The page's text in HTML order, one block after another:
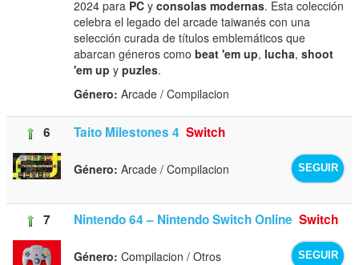
2024 para PC yconsolas modernas. Esta colección
celebra el legado del arcade taiwanés con una
selección curada de títulos emblemáticos que
abarcan géneros comobeat 'em up, lucha,shoot
'em up ypuzles.
Género: Arcade / Compilacion
6 Taito Milestones 4 Switch
SEGUIR
Género: Arcade / Compilacion
7 Nintendo 64 – Nintendo Switch Online Switch
SEGUIR
Género: Compilacion / Otros